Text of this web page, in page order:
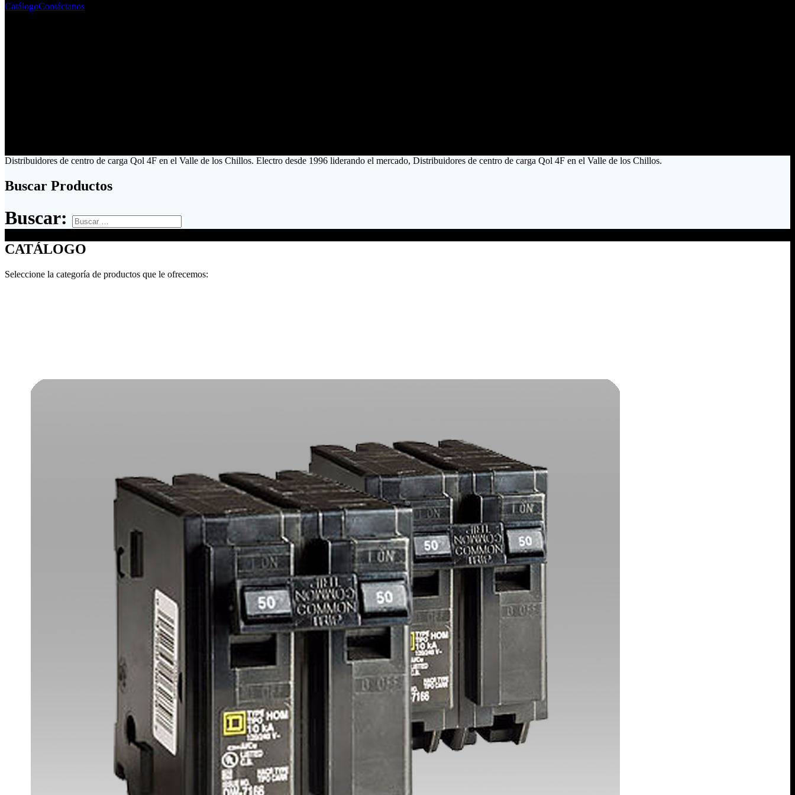
CatálogoContáctanos
Distribuidores de centro de carga Qol 4F en el Valle de los Chillos. Electro desde 1996 liderando el mercado, Distribuidores de centro de carga Qol 4F en el Valle de los Chillos.
Buscar Productos
Buscar:
CATÁLOGO
Seleccione la categoría de productos que le ofrecemos: